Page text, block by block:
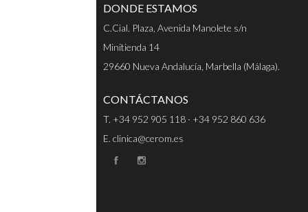
DONDE ESTAMOS
C.Cial. Plaza, Avenida Manolete s/n
Minitienda 14
29660 Nueva Andalucía, Marbella (Málaga).
CONTÁCTANOS
T. +34 952 905 118 · +34 952 860 636
E. clinica@cerom.es